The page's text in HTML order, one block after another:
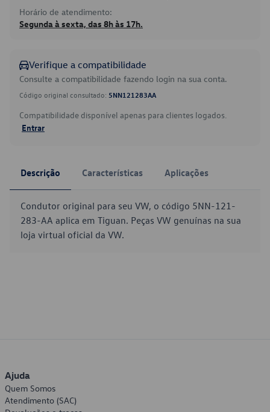
Horário de atendimento:
Segunda à sexta, das 8h às 17h.
Verifique a compatibilidade
Consulte a compatibilidade fazendo login na sua conta.
Código original consultado: 5NN121283AA
Compatibilidade disponível apenas para clientes logados.
Entrar
Descrição Características Aplicações
Condutor original para seu VW, o código 5NN-121-
283-AA aplica em Tiguan. Peças VW genuínas na sua
loja virtual oficial da VW.
Ajuda
Quem Somos
Atendimento (SAC)